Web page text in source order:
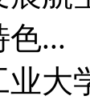
色...
业大